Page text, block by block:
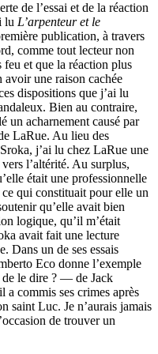
de l’essai et de la réaction
lu L’arpenteur et le
publication, à travers
comme tout lecteur non
feu et que la réaction plus
une raison cachée
dispositions que j’ai lu
Bien au contraire,
un acharnement causé par
LaRue. Au lieu des
j’ai lu chez LaRue une
l’altérité. Au surplus,
était une professionnelle
qui constituait pour elle un
qu’elle avait bien
logique, qu’il m’était
avait fait une lecture
Dans un de ses essais
Eco donne l’exemple
le dire ? — de Jack
a commis ses crimes après
saint Luc. Je n’aurais jamais
de trouver un